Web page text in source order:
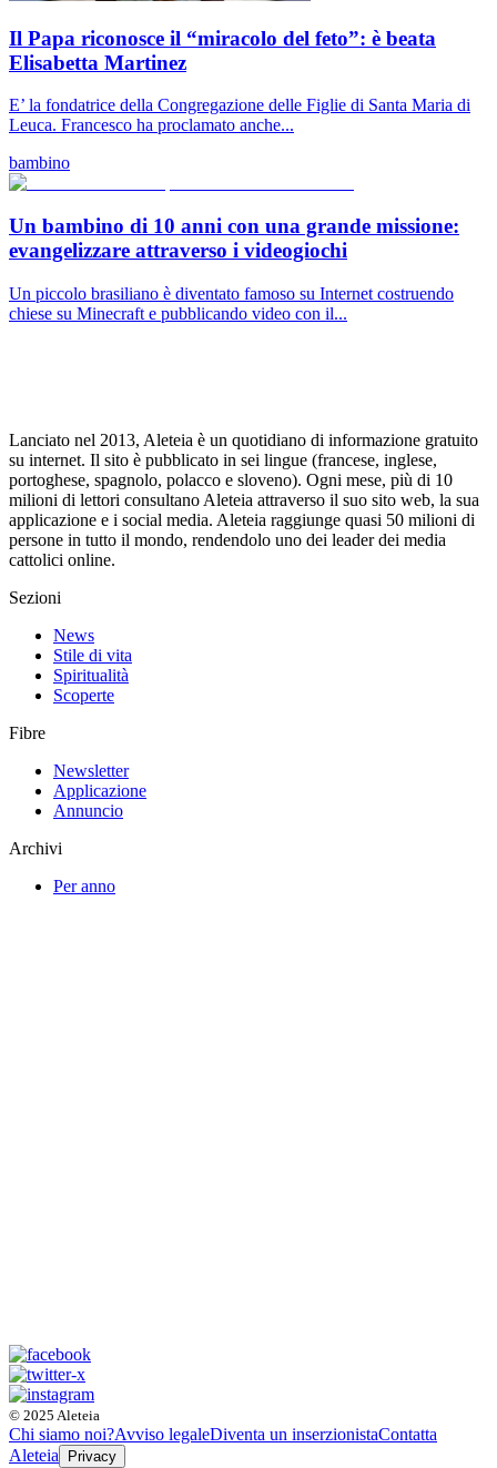
Il Papa riconosce il “miracolo del feto”: è beata
Elisabetta Martinez
E’ la fondatrice della Congregazione delle Figlie di Santa Maria di
Leuca. Francesco ha proclamato anche...
bambino
Un bambino di 10 anni con una grande missione:
evangelizzare attraverso i videogiochi
Un piccolo brasiliano è diventato famoso su Internet costruendo
chiese su Minecraft e pubblicando video con il...
Lanciato nel 2013, Aleteia è un quotidiano di informazione gratuito
su internet. Il sito è pubblicato in sei lingue (francese, inglese,
portoghese, spagnolo, polacco e sloveno). Ogni mese, più di 10
milioni di lettori consultano Aleteia attraverso il suo sito web, la sua
applicazione e i social media. Aleteia raggiunge quasi 50 milioni di
persone in tutto il mondo, rendendolo uno dei leader dei media
cattolici online.
Sezioni
News
Stile di vita
Spiritualità
Scoperte
Fibre
Newsletter
Applicazione
Annuncio
Archivi
Per anno
© 2025 Aleteia
Chi siamo noi?Avviso legaleDiventa un inserzionistaContatta
Aleteia
Privacy